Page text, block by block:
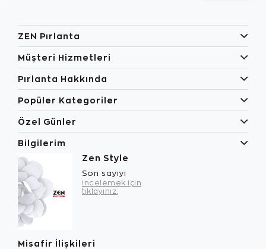
ZEN Pırlanta
Müşteri Hizmetleri
Pırlanta Hakkında
Popüler Kategoriler
Özel Günler
Bilgilerim
Zen Style
Son sayıyı
incelemek için
tıklayınız.
Misafir İlişkileri